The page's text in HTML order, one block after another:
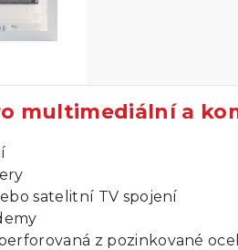
multimediální a
satelitní TV spojení
z pozinkované